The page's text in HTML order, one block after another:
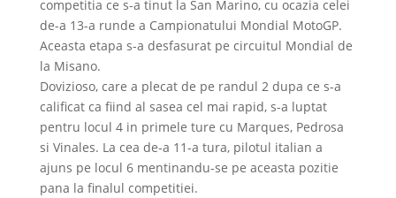
competitia ce s-a tinut la San Marino, cu ocazia celei
de-a 13-a runde a Campionatului Mondial MotoGP.
Aceasta etapa s-a desfasurat pe circuitul Mondial de
la Misano.
Dovizioso, care a plecat de pe randul 2 dupa ce s-a
calificat ca fiind al sasea cel mai rapid, s-a luptat
pentru locul 4 in primele ture cu Marques, Pedrosa
si Vinales. La cea de-a 11-a tura, pilotul italian a
ajuns pe locul 6 mentinandu-se pe aceasta pozitie
pana la finalul competitiei.